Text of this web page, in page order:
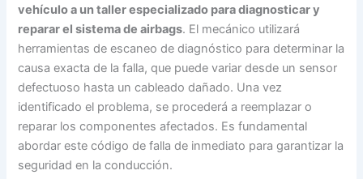
vehículo a un taller especializado para diagnosticar y
reparar el sistema de airbags. El mecánico utilizará
herramientas de escaneo de diagnóstico para determinar la
causa exacta de la falla, que puede variar desde un sensor
defectuoso hasta un cableado dañado. Una vez
identificado el problema, se procederá a reemplazar o
reparar los componentes afectados. Es fundamental
abordar este código de falla de inmediato para garantizar la
seguridad en la conducción.